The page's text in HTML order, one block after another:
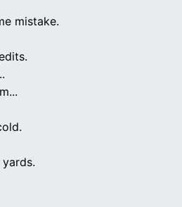
mistake.